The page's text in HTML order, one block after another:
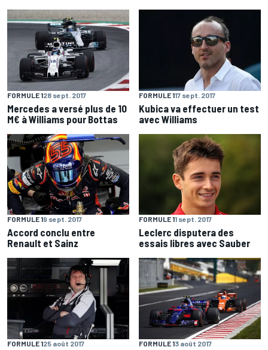
FORMULE 128 sept. 2017
Mercedes a versé plus de 10
M€ à Williams pour Bottas
FORMULE 117 sept. 2017
Kubica va effectuer un test
avec Williams
FORMULE 19 sept. 2017
Accord conclu entre
Renault et Sainz
FORMULE 11 sept. 2017
Leclerc disputera des
essais libres avec Sauber
FORMULE 125 août 2017 FORMULE 13 août 2017